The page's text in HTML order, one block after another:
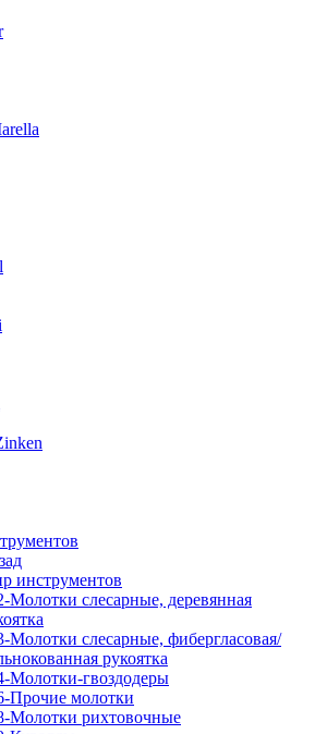
инструментов
Молотки слесарные, деревянная
Молотки слесарные, фибергласовая/
рукоятка
Молотки-гвоздодеры
Прочие молотки
Молотки рихтовочные